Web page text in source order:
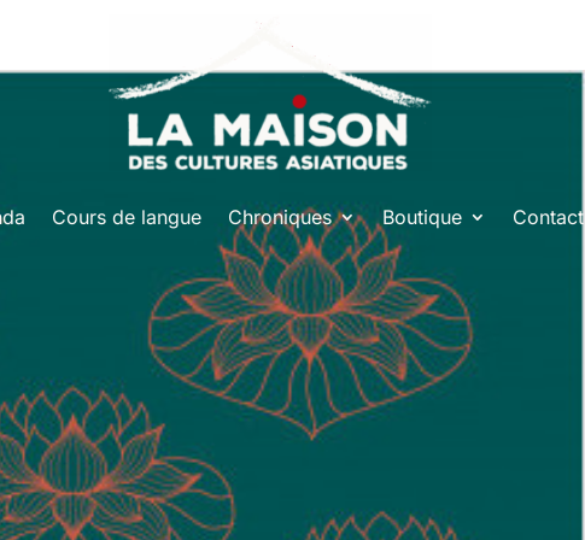
Cours de langue Chroniques Boutique Contact